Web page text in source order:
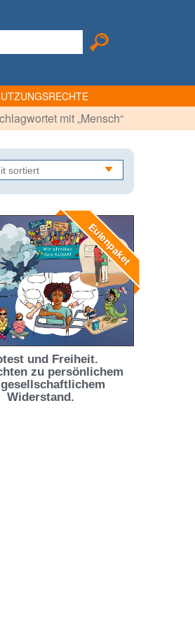
mit „Mensch“
Eulenpaket
und Freiheit.
zu persönlichem
Widerstand.